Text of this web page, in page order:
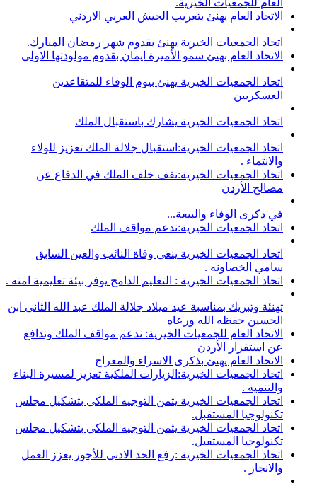
الاتحاد العام يهنئ بتعريب الجيش العربي الاردني
اتحاد الجمعيات الخيرية يهنئ بقدوم شهر رمضان المبارك.
الاتحاد العام بهنئ سمو الأميرة ايمان بقدوم مولودتها الاولى
اتحاد الجمعيات الخيرية يهنئ بيوم الوفاء للمتقاعدين
العسكريين
اتحاد الجمعيات الخيرية يشارك باستقبال الملك
اتحاد الجمعيات الخيرية:استقبال جلالة الملك تعزيز للولاء
والانتماء .
اتحاد الجمعيات الخيرية:نقف خلف الملك في الدفاع عن
مصالح الأردن
في ذكرى الوفاء والبيعة...
اتحاد الجمعيات الخيرية:ندعم مواقف الملك
اتحاد الجمعيات الخيرية ينعى وفاة النائب والعين السابق
سامي الخصاونه .
اتحاد الجمعيات الخيرية : التعليم الدامج يوفر بيئة تعليمية امنه .
تهنئة وتبريك بمناسبة عيد ميلاد جلالة الملك عبد الله الثاني ابن
الحسين حفظه الله ورعاه
الاتحاد العام للجمعيات الخيرية: ندعم مواقف الملك وندافع
عن استقرار الأردن
الاتحاد العام يهنئ بذكرى الاسراء والمعراج
اتحاد الجمعيات الخيرية:الزيارات الملكية تعزيز لمسيرة البناء
والتنمية .
اتحاد الجمعيات الخيرية يثمن التوجيه الملكي بتشكيل مجلس
تكنولوجيا المستقبل.
اتحاد الجمعيات الخيرية يثمن التوجيه الملكي بتشكيل مجلس
تكنولوجيا المستقبل.
اتحاد الجمعيات الخيرية :رفع الحد الادنى للأجور يعزز العمل
والانجاز .